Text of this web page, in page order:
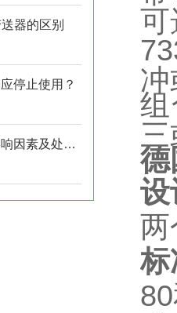
器的区别
停止使用？
wika压力表测量精度的影响因素及处理方法分析
可
冲
德
设
两